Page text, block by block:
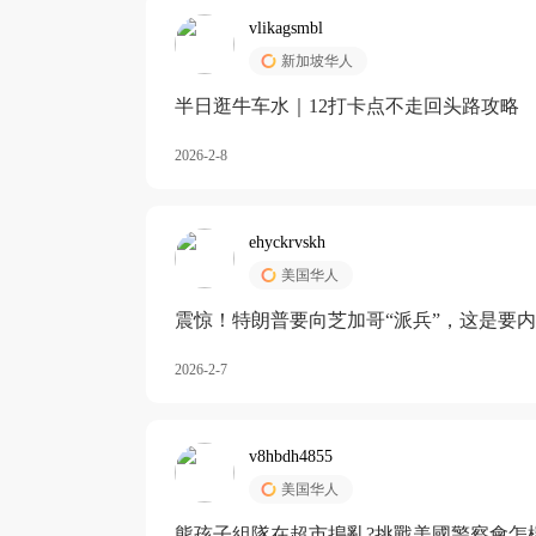
vlikagsmbl
新加坡华人
半日逛牛车水｜12打卡点不走回头路攻略
2026-2-8
ehyckrvskh
美国华人
震惊！特朗普要向芝加哥“派兵”，这是要
2026-2-7
v8hbdh4855
美国华人